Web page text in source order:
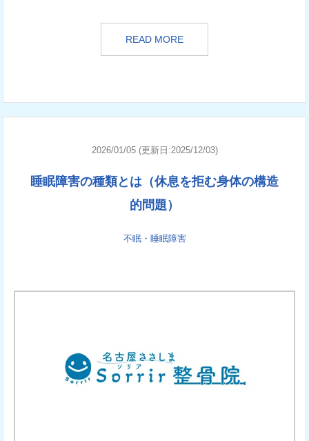
READ MORE
2026/01/05 (更新日:2025/12/03)
睡眠障害の種類とは（休息を拒む身体の構造
的問題）
不眠・睡眠障害